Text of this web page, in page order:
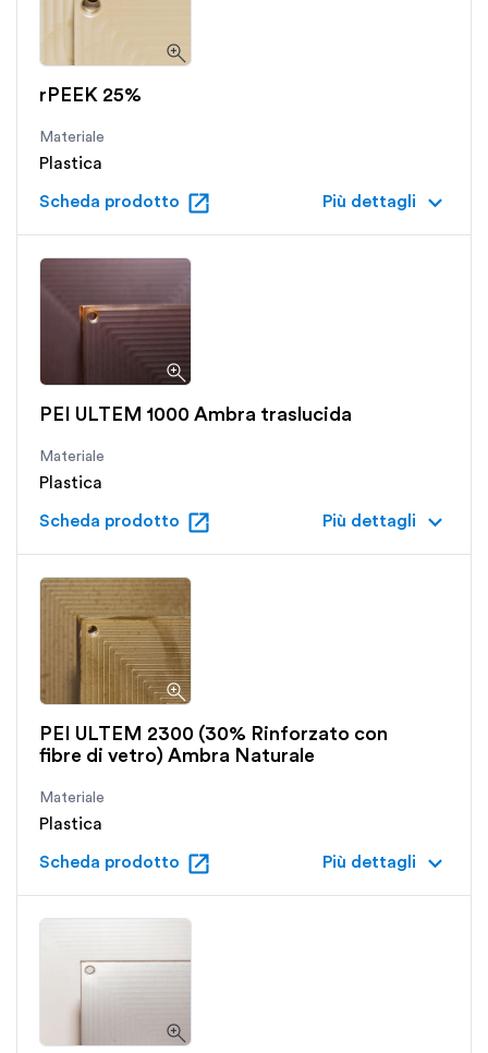
rPEEK 25%
Materiale
Plastica
Scheda prodotto open_in_new Più dettagli keyboard_arrow_down
PEI ULTEM 1000 Ambra traslucida
Materiale
Plastica
Scheda prodotto open_in_new Più dettagli keyboard_arrow_down
PEI ULTEM 2300 (30% Rinforzato con
fibre di vetro) Ambra Naturale
Materiale
Plastica
Scheda prodotto open_in_new Più dettagli keyboard_arrow_down